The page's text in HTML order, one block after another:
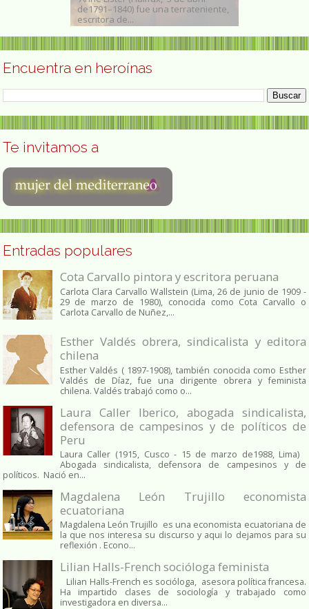
de1791–1840) fue una terrateniente,
escritora de...
Encuentra en heroínas
Te invitamos a
Entradas populares
Cota Carvallo pintora y escritora peruana
Carlota Clara Carvallo Wallstein (Lima, 26 de junio de 1909 -
29 de marzo de 1980), conocida como Cota Carvallo o
Carlota Carvallo de Nuñez,...
Esther Valdés obrera, sindicalista y editora
chilena
Esther Valdés ( 1897-1908), también conocida como Esther
Valdés de Díaz, fue una dirigente obrera y feminista
chilena. Valdés trabajó como o...
Laura Caller Iberico, abogada sindicalista,
defensora de campesinos y de políticos de
Peru
Laura Caller (1915, Cusco - 15 de marzo de1988, Lima)
Abogada sindicalista, defensora de campesinos y de
políticos. Nació en...
Magdalena León Trujillo economista
ecuatoriana
Magdalena León Trujillo es una economista ecuatoriana de
la que nos interesa su discurso y aqui lo dejamos para su
reflexión . Econo...
Lilian Halls-French socióloga feminista
Lilian Halls-French es socióloga, asesora política francesa.
Ha impartido clases de sociología y trabajado como
investigadora en diversa...